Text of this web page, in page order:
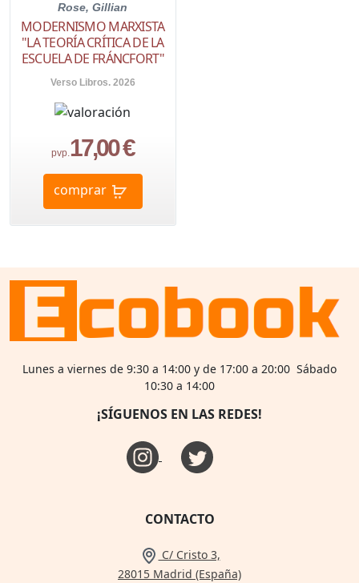
Rose, Gillian
MODERNISMO MARXISTA
"LA TEORÍA CRÍTICA DE LA
ESCUELA DE FRÁNCFORT"
Verso Libros. 2026
pvp.17,00 €
comprar
Lunes a viernes de 9:30 a 14:00 y de 17:00 a 20:00 Sábado
10:30 a 14:00
¡SÍGUENOS EN LAS REDES!
CONTACTO
C/ Cristo 3,
28015 Madrid (España)